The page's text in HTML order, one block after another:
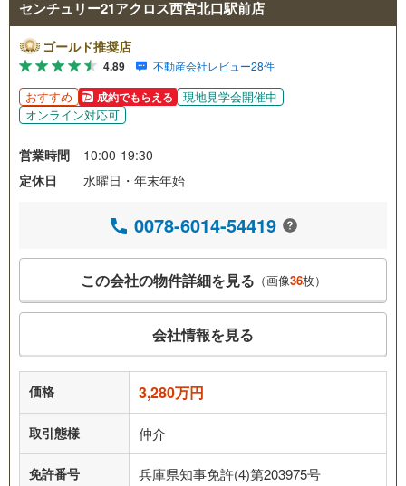
センチュリー21アクロス西宮北口駅前店
ゴールド推奨店
4.89 不動産会社レビュー28件
おすすめ 成約でもらえる
現地見学会開催中
オンライン対応可
営業時間
10:00-19:30
定休日
水曜日・年末年始
0078-6014-54419
この会社の物件詳細を見る （画像36枚）
会社情報を見る
価格 3,280万円
取引態様 仲介
免許番号 兵庫県知事免許(4)第203975号